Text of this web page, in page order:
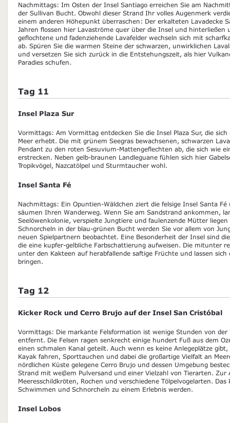
Nachmittags: Im Osten der Insel Santiago erreichen Sie am
der Sullivan Bucht. Obwohl dieser Strand Ihr volles Augenmerk
einem anderen Höhepunkt überraschen: Der erkalteten Lavadecke
Jahren flossen hier Lavaströme quer über die Insel und hinterließen
geflochtene und fadenziehende Lavafelder wechseln sich mit
ab. Spüren Sie die warmen Steine der schwarzen, unwirklichen
und versetzen Sie sich zurück in die Entstehungszeit, als hier
Paradies schufen.
Tag 11
Insel Plaza Sur
Vormittags: Am Vormittag entdecken Sie die Insel Plaza Sur, die
Meer erhebt. Die mit grünem Seegras bewachsenen, schwarzen
Pendant zu den roten Sesuvium-Mattengeflechten ab, die sich wie
erstrecken. Neben gelb-braunen Landleguane fühlen sich hier
Tropikvögel, Nazcatölpel und Sturmtaucher wohl.
Insel Santa Fé
Nachmittags: Ein Opuntien-Wäldchen ziert die felsige Insel Santa Fé
säumen Ihren Wanderweg. Wenn Sie am Sandstrand ankommen,
Seelöwenkolonie, verspielte Jungtiere und faulenzende Mütter liegen
Schnorcheln in der blau-grünen Bucht werden Sie vor allem von
neuen Spielpartnern beobachtet. Eine Besonderheit der Insel sind
die eine kupfer-gelbliche Farbschattierung aufweisen. Die mitunter
unter den Kakteen auf herabfallende saftige Früchte und lassen sich
bringen.
Tag 12
Kicker Rock und Cerro Brujo auf der Insel San Cristóbal
Vormittags: Die markante Felsformation ist wenige Stunden von der
entfernt. Die Felsen ragen senkrecht einige hundert Fuß aus dem
einen schmalen Kanal geteilt. Auch wenn es keine Anlegeplätze
Kayak fahren, Sporttauchen und dabei die großartige Vielfalt an
nördlichen Küste gelegene Cerro Brujo und dessen Umgebung
Strand mit weiβem Pulversand und einer Vielzahl von Tierarten. Zur
Meeresschildkröten, Rochen und verschiedene Tölpelvogelarten. Das
Schwimmen und Schnorcheln zu einem Erlebnis werden.
Insel Lobos